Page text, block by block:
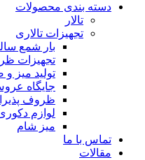
دسته بندی محصولات
تالار
تجهیزات تالاری
بار شمع
تجهیزات
تولید میز و
جایگاه
ظروف
لوازم دکوری
میز شام
تماس با ما
مقالات